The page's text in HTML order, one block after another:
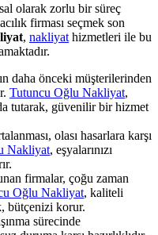
olarak zorlu bir süreç
firması seçmek son
, nakliyat hizmetleri ile bu
daha önceki müşterilerinden
Tutuncu Oğlu Nakliyat,
tutarak, güvenilir bir hizmet
olası hasarlara karşı
Nakliyat, eşyalarınızı
firmalar, çoğu zaman
Oğlu Nakliyat, kaliteli
bütçenizi korur.
sürecinde